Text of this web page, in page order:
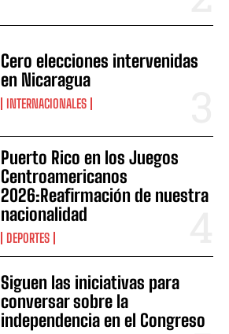
Cero elecciones intervenidas
en Nicaragua
INTERNACIONALES
Puerto Rico en los Juegos
Centroamericanos
2026:Reafirmación de nuestra
nacionalidad
DEPORTES
Siguen las iniciativas para
conversar sobre la
independencia en el Congreso